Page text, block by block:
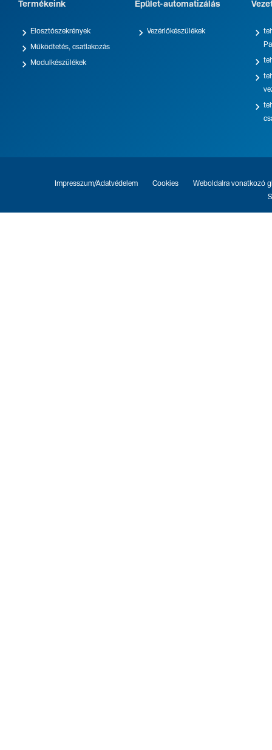
Termékeink
 Elosztószekrények
 Működtetés, csatlakozás
 Modulkészülékek
Épület-automatizálás
 Vezérlőkészülékek 



Impresszum/Adatvédelem Cookies
Weboldalra vonatkozó